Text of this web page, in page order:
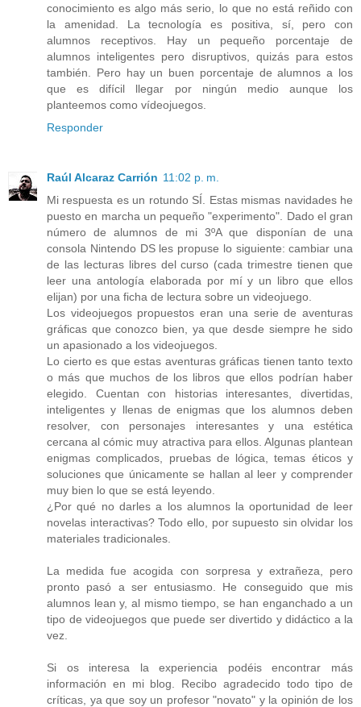
conocimiento es algo más serio, lo que no está reñido con
la amenidad. La tecnología es positiva, sí, pero con
alumnos receptivos. Hay un pequeño porcentaje de
alumnos inteligentes pero disruptivos, quizás para estos
también. Pero hay un buen porcentaje de alumnos a los
que es difícil llegar por ningún medio aunque los
planteemos como vídeojuegos.
Responder
Raúl Alcaraz Carrión 11:02 p. m.
Mi respuesta es un rotundo SÍ. Estas mismas navidades he
puesto en marcha un pequeño "experimento". Dado el gran
número de alumnos de mi 3ºA que disponían de una
consola Nintendo DS les propuse lo siguiente: cambiar una
de las lecturas libres del curso (cada trimestre tienen que
leer una antología elaborada por mí y un libro que ellos
elijan) por una ficha de lectura sobre un videojuego.
Los videojuegos propuestos eran una serie de aventuras
gráficas que conozco bien, ya que desde siempre he sido
un apasionado a los videojuegos.
Lo cierto es que estas aventuras gráficas tienen tanto texto
o más que muchos de los libros que ellos podrían haber
elegido. Cuentan con historias interesantes, divertidas,
inteligentes y llenas de enigmas que los alumnos deben
resolver, con personajes interesantes y una estética
cercana al cómic muy atractiva para ellos. Algunas plantean
enigmas complicados, pruebas de lógica, temas éticos y
soluciones que únicamente se hallan al leer y comprender
muy bien lo que se está leyendo.
¿Por qué no darles a los alumnos la oportunidad de leer
novelas interactivas? Todo ello, por supuesto sin olvidar los
materiales tradicionales.
La medida fue acogida con sorpresa y extrañeza, pero
pronto pasó a ser entusiasmo. He conseguido que mis
alumnos lean y, al mismo tiempo, se han enganchado a un
tipo de videojuegos que puede ser divertido y didáctico a la
vez.
Si os interesa la experiencia podéis encontrar más
información en mi blog. Recibo agradecido todo tipo de
críticas, ya que soy un profesor "novato" y la opinión de los